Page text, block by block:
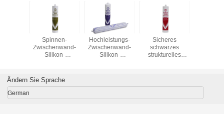
50
Spinnen-
Zwischenwand-
Silikon-
Dichtungsmittel
Hochleistungs-
Zwischenwand-
Silikon-
Heilungs-Silikon-
Sicheres
schwarzes
strukturelles
eines Teil-300ml
Ändern Sie Sprache
German